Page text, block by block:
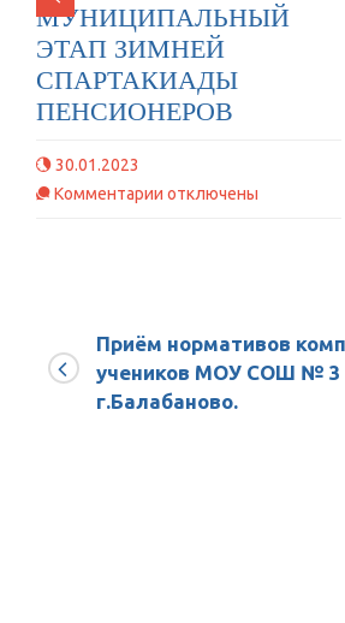
МУНИЦИПАЛЬНЫЙ
ЭТАП ЗИМНЕЙ
СПАРТАКИАДЫ
ПЕНСИОНЕРОВ
30.01.2023
Комментарии к
СПАРТАКИАДЫ
ПЕНСИОНЕРОВ
отключены
Приём нормативов
учеников МОУ СОШ № 3
г.Балабаново.